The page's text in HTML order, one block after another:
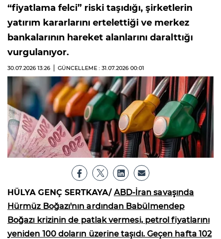
“fiyatlama felci” riski taşıdığı, şirketlerin
yatırım kararlarını ertelettiği ve merkez
bankalarının hareket alanlarını daralttığı
vurgulanıyor.
30.07.2026 13:26 GÜNCELLEME : 31.07.2026 00:01
HÜLYA GENÇ SERTKAYA/ ABD-İran savaşında
Hürmüz Boğazı'nın ardından Babülmendep
Boğazı krizinin de patlak vermesi, petrol fiyatlarını
yeniden 100 doların üzerine taşıdı. Geçen hafta 102